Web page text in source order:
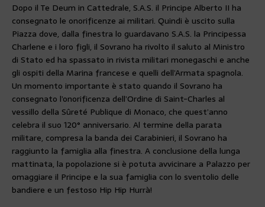
Dopo il Te Deum in Cattedrale, S.A.S. il Principe Alberto II ha
consegnato le onorificenze ai militari. Quindi è uscito sulla
Piazza dove, dalla finestra lo guardavano S.A.S. la Principessa
Charlene e i loro figli, il Sovrano ha rivolto il saluto al Ministro
di Stato ed ha spassato in rivista militari monegaschi e anche
gli ospiti della Marina francese e quelli dell’Armata spagnola.
Un momento importante è stato quando il Sovrano ha
consegnato l’onorificenza dell’Ordine di Saint-Charles al
vessillo della Sûreté Publique di Monaco, che quest’anno
celebra il suo 120° anniversario. Al termine della parata
militare, compresa la banda dei Carabinieri, il Sovrano ha
raggiunto la famiglia alla finestra. A conclusione della lunga
mattinata, la popolazione si è potuta avvicinare a Palazzo per
omaggiare il Principe e la sua famiglia con lo sventolio delle
bandiere e un festoso Hip Hip Hurrà!